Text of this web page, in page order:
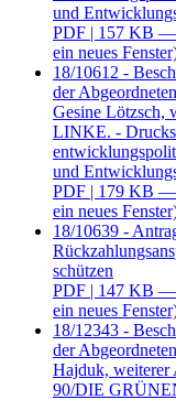
und
PDF | 157 KB —
ein neues
18/10612 -
der
Gesine Lötzsch,
LINKE. -
und
PDF | 179 KB —
ein neues
18/10639 -
schützen
PDF | 147 KB —
ein neues
18/12343 -
der
Hajduk, weiterer
90/DIE